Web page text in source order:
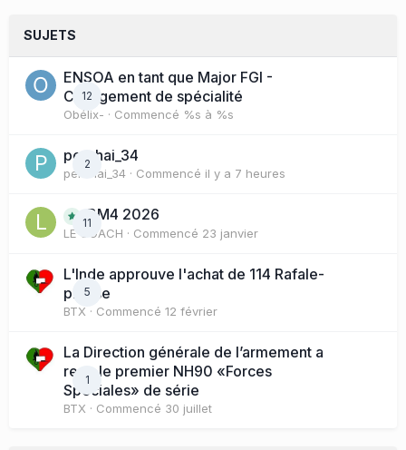
SUJETS
12
ENSOA en tant que Major FGI -
Changement de spécialité
Obélix- · Commencé %s à %s
2
perchai_34
perchai_34 · Commencé il y a 7 heures
11BM4 2026
LE COACH · Commencé 23 janvier
5
L'Inde approuve l'achat de 114 Rafale-
presse
BTX · Commencé 12 février
1
La Direction générale de l’armement a
reçu le premier NH90 «Forces
Spéciales» de série
BTX · Commencé 30 juillet